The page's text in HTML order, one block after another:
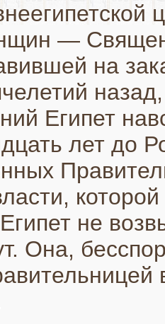
—
на
Египет
лет до
не
Она,